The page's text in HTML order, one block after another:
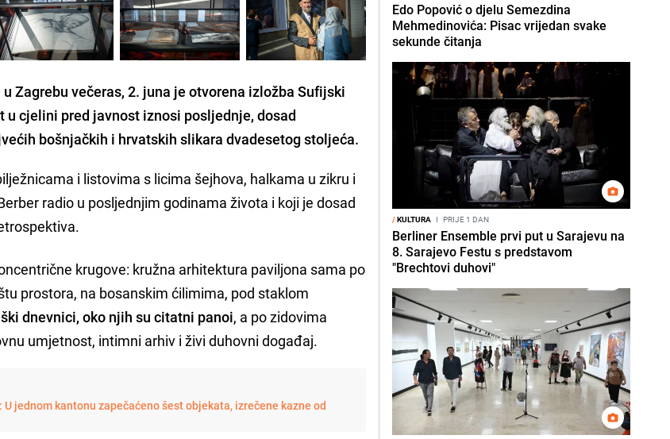
Zagrebu večeras, 2. juna je otvorena izložba Sufijski
u cjelini pred javnost iznosi posljednje, dosad
bošnjačkih i hrvatskih slikara dvadesetog stoljeća.
i listovima s licima šejhova, halkama u zikru i
radio u posljednjim godinama života i koji je dosad
krugove: kružna arhitektura paviljona sama po
prostora, na bosanskim ćilimima, pod staklom
dnevnici, oko njih su citatni panoi, a po zidovima
umjetnost, intimni arhiv i živi duhovni događaj.
jednom kantonu zapečaćeno šest objekata, izrečene kazne od
Edo Popović o djelu Semezdina
Mehmedinovića: Pisac vrijedan svake
sekunde čitanja
/KULTURA I PRIJE 1 DAN
Berliner Ensemble prvi put u Sarajevu na
8. Sarajevo Festu s predstavom
"Brechtovi duhovi"